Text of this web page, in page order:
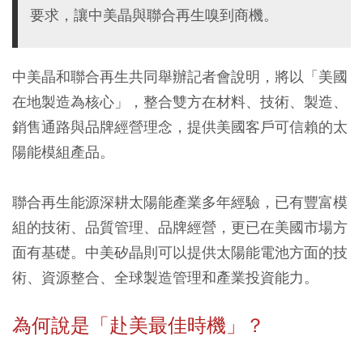
要求，讓中美晶與聯合再生嗅到商機。
中美晶和聯合再生共同舉辦記者會說明，將以「美國
在地製造為核心」，整合雙方在材料、技術、製造、
銷售通路與品牌經營理念，提供美國客戶可信賴的太
陽能模組產品。
聯合再生能源深耕太陽能產業多年經驗，已有豐富模
組的技術、品質管理、品牌經營，更已在美國市場方
面有基礎。中美矽晶則可以提供太陽能電池方面的技
術、資源整合、全球製造管理和產業投資能力。
為何說是「赴美最佳時機」？